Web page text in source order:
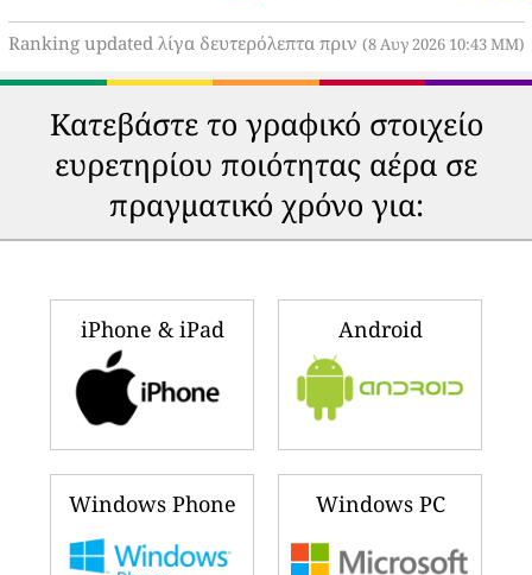
Ranking updated λίγα δευτερόλεπτα πριν (8 Αυγ 2026 10:43 ΜΜ)
Κατεβάστε το γραφικό στοιχείο
ευρετηρίου ποιότητας αέρα σε
πραγματικό χρόνο για:
iPhone & iPad Android
Windows Phone Windows PC